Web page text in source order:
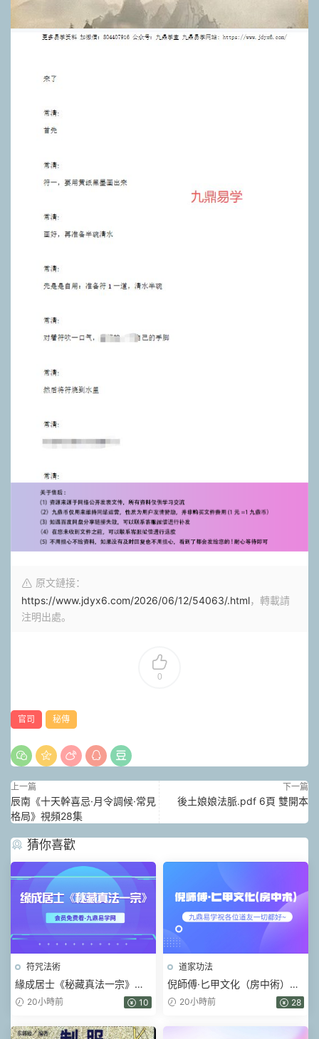
原文鏈接：
https://www.jdyx6.com/2026/06/12/54063/.html，轉載請
注明出處。
0
官司 秘傳
上一篇
辰南《十天幹喜忌·月令調候·常見
格局》視頻28集
下一篇
後土娘娘法脈.pdf 6頁 雙開本
猜你喜歡
符咒法術
緣成居士《秘藏真法一宗》視
頻+課件
20小時前 10
道家功法
倪師傅·匕甲文化（房中術）視
頻+課件
20小時前 28